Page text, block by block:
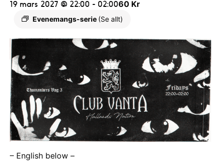
19 mars 2027 @ 22:00 - 02:00
Evenemangs-serie (Se allt)
60 Kr
– English below –